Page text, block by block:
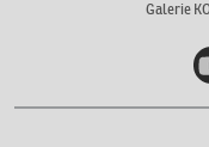
Galerie